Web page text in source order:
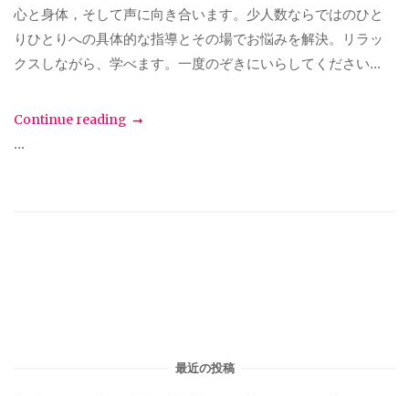
心と身体，そして声に向き合います。少人数ならではのひと
りひとりへの具体的な指導とその場でお悩みを解決。リラッ
クスしながら、学べます。一度のぞきにいらしてください...
Continue reading
...
最近の投稿